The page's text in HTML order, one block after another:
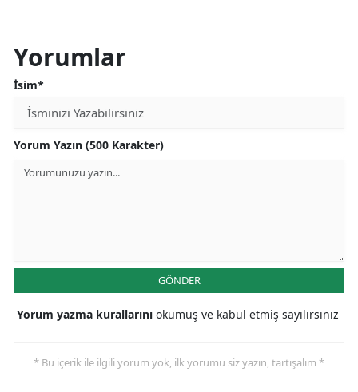
Yorumlar
İsim*
Yorum Yazın (500 Karakter)
GÖNDER
Yorum yazma kurallarını okumuş ve kabul etmiş sayılırsınız
* Bu içerik ile ilgili yorum yok, ilk yorumu siz yazın, tartışalım *